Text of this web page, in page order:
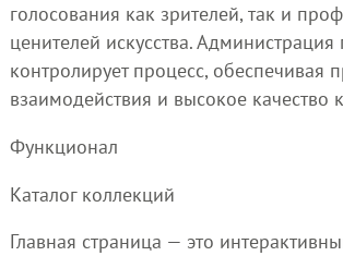
голосования как зрителей, так и
ценителей искусства.
контролирует процесс, обеспечивая
взаимодействия и высокое качество
Функционал
Каталог коллекций
Главная страница — это